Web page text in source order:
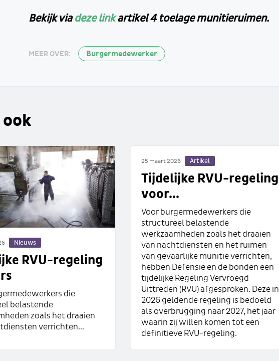
Bekijk viadeze linkartikel 4 toelage munitieruimen.
MEER OVER: Burgermedewerker
ook
Nieuws
RVU-regeling
die
belastende
zoals het draaien
verrichten...
25 maart 2026 Artikel
Tijdelijke RVU-regeling
voor...
Voor burgermedewerkers die
structureel belastende
werkzaamheden zoals het draaien
van nachtdiensten en het ruimen
van gevaarlijke munitie verrichten,
hebben Defensie en de bonden een
tijdelijke Regeling Vervroegd
Uittreden (RVU) afgesproken. Deze in
2026 geldende regeling is bedoeld
als overbrugging naar 2027, het jaar
waarin zij willen komen tot een
definitieve RVU-regeling.